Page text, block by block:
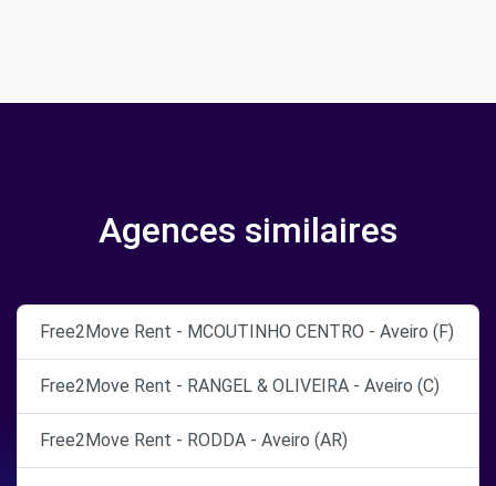
Agences similaires
Free2Move Rent - MCOUTINHO CENTRO - Aveiro (F)
Free2Move Rent - RANGEL & OLIVEIRA - Aveiro (C)
Free2Move Rent - RODDA - Aveiro (AR)